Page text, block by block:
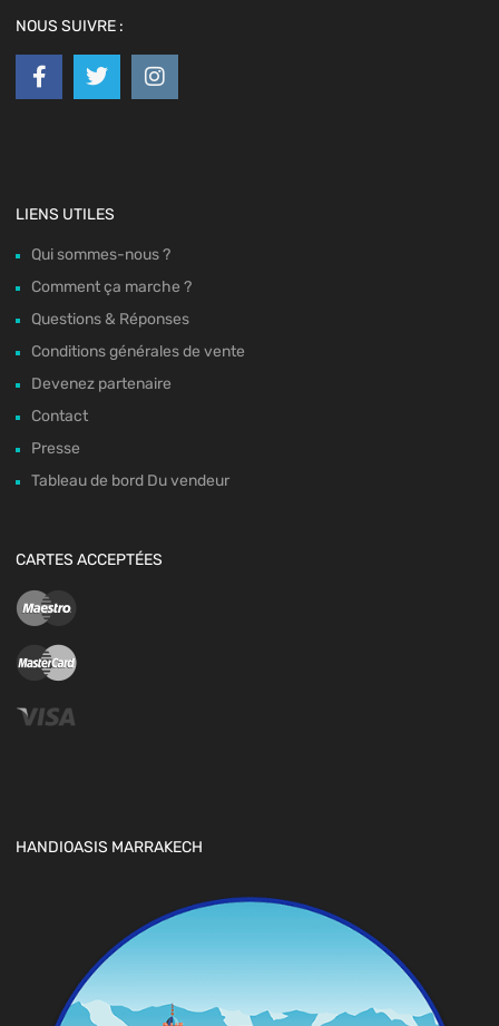
NOUS SUIVRE :
LIENS UTILES
Qui sommes-nous ?
Comment ça marche ?
Questions & Réponses
Conditions générales de vente
Devenez partenaire
Contact
Presse
Tableau de bord Du vendeur
CARTES ACCEPTÉES
HANDIOASIS MARRAKECH